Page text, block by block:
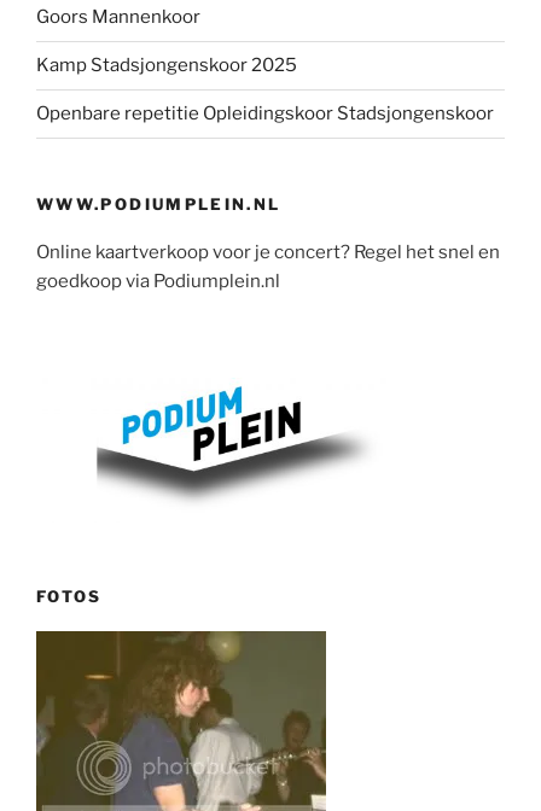
Goors Mannenkoor
Kamp Stadsjongenskoor 2025
Openbare repetitie Opleidingskoor Stadsjongenskoor
WWW.PODIUMPLEIN.NL
Online kaartverkoop voor je concert? Regel het snel en
goedkoop via Podiumplein.nl
FOTOS